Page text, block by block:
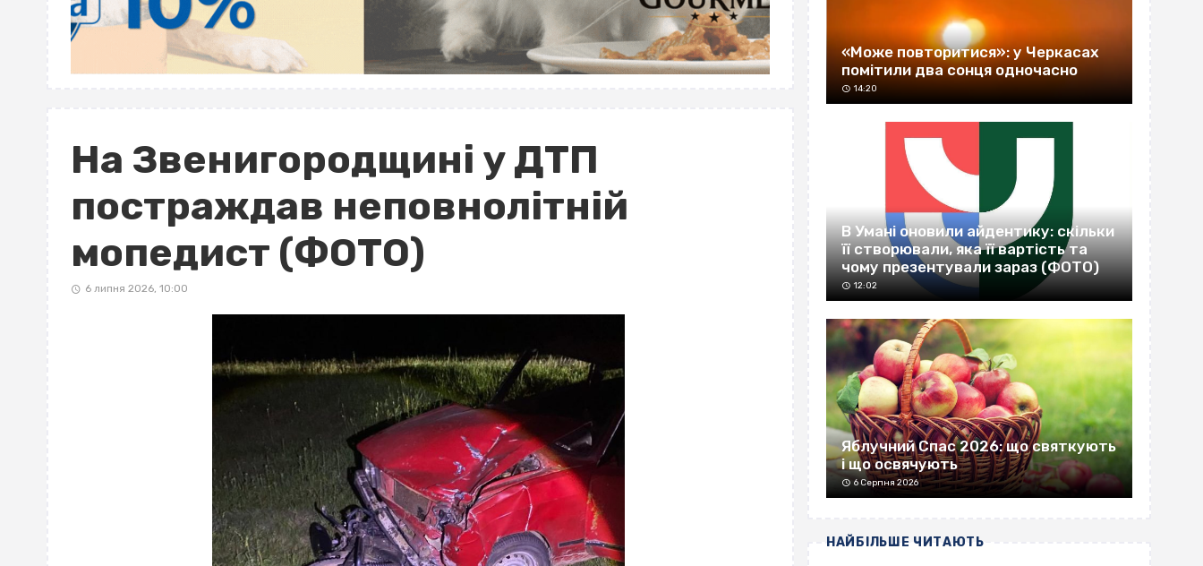
На Звенигородщині у ДТП
постраждав неповнолітній
мопедист (ФОТО)
6 липня 2026, 10:00
«Може повторитися»: у Черкасах
помітили два сонця одночасно
14:20
В Умані оновили айдентику: скільки
її створювали, яка її вартість та
чому презентували зараз (ФОТО)
12:02
Яблучний Спас 2026: що святкують
і що освячують
6 Серпня 2026
НАЙБІЛЬШЕ ЧИТАЮТЬ